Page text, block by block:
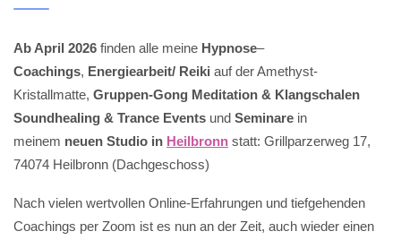
Ab April 2026 finden alle meine Hypnose–
Coachings, Energiearbeit/ Reiki auf der Amethyst-
Kristallmatte, Gruppen-Gong Meditation & Klangschalen
Soundhealing & Trance Events und Seminare in
meinem neuen Studio in Heilbronn statt: Grillparzerweg 17,
74074 Heilbronn (Dachgeschoss)
Nach vielen wertvollen Online-Erfahrungen und tiefgehenden
Coachings per Zoom ist es nun an der Zeit, auch wieder einen